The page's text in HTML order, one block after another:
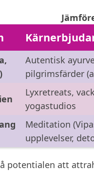
Autentisk
pilgrimsfärder
Lyxretreats,
yogastudios
Meditation
upplevelser,
potentialen att